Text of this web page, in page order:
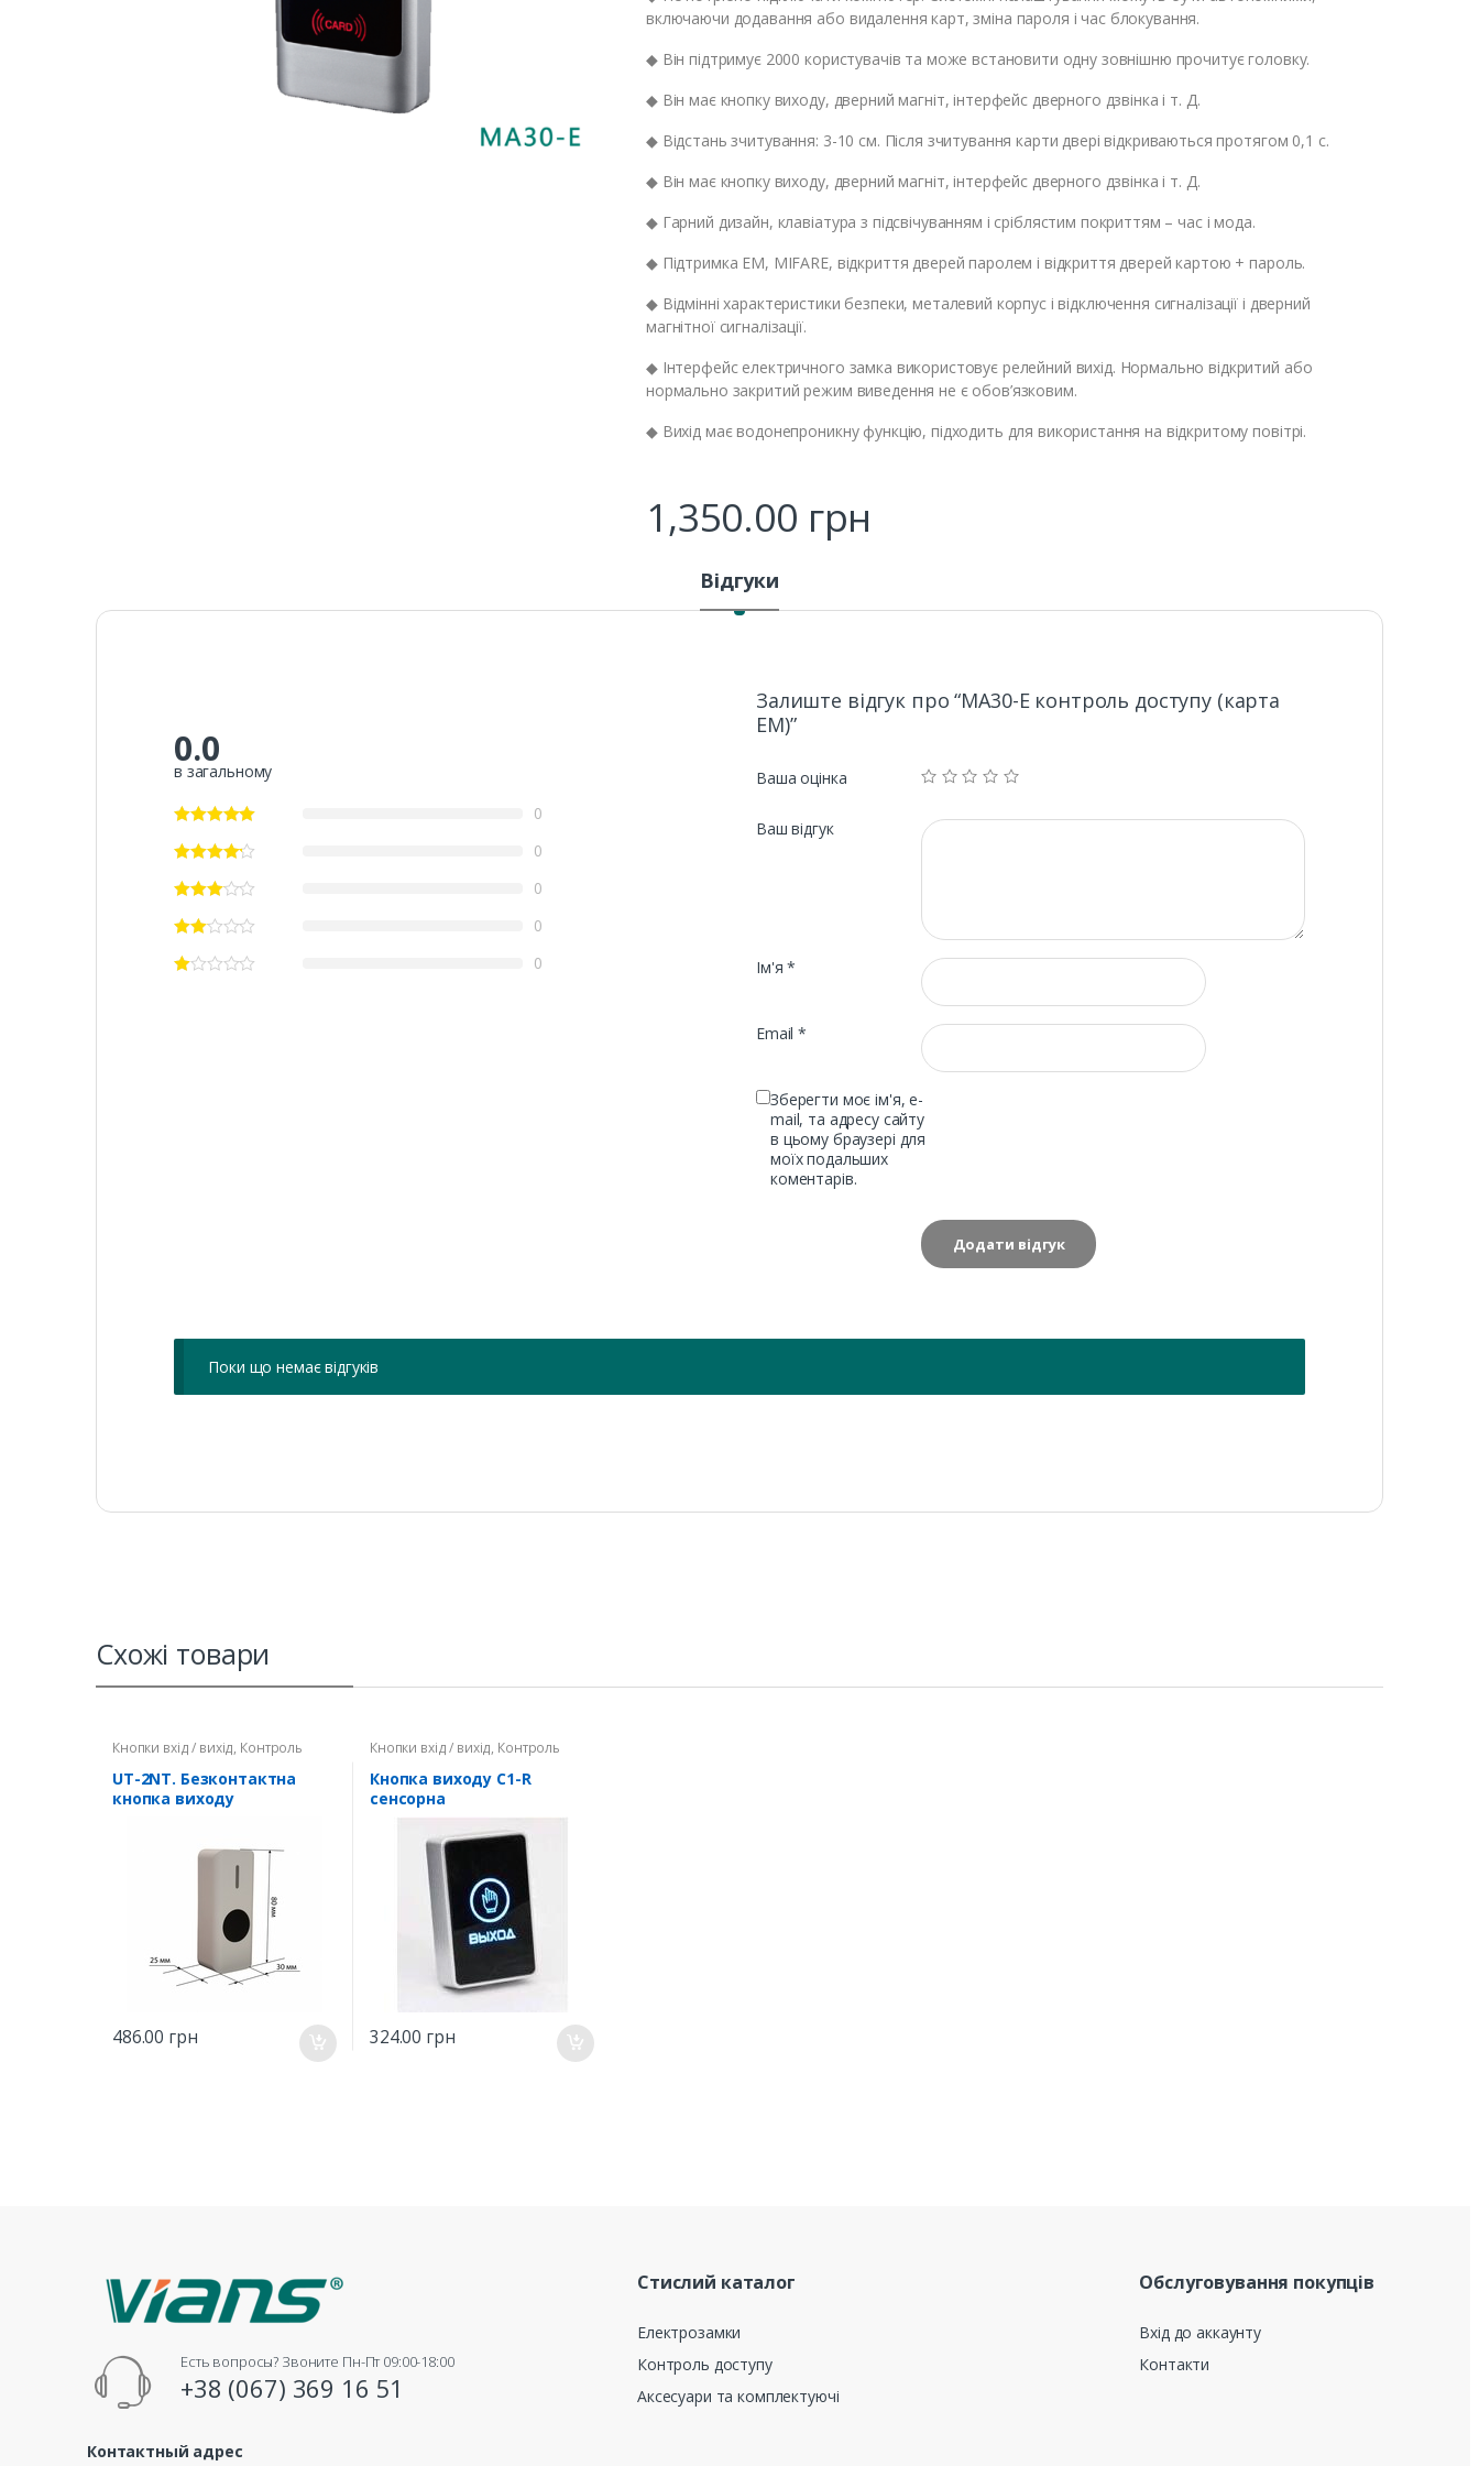
включаючи додавання або видалення карт, зміна пароля і час блокування.
◆ Він підтримує 2000 користувачів та може встановити одну зовнішню прочитує головку.
◆ Він має кнопку виходу, дверний магніт, інтерфейс дверного дзвінка і т. Д.
◆ Відстань зчитування: 3-10 см. Після зчитування карти двері відкриваються протягом 0,1 с.
◆ Він має кнопку виходу, дверний магніт, інтерфейс дверного дзвінка і т. Д.
◆ Гарний дизайн, клавіатура з підсвічуванням і сріблястим покриттям – час і мода.
◆ Підтримка EM, MIFARE, відкриття дверей паролем і відкриття дверей картою + пароль.
◆ Відмінні характеристики безпеки, металевий корпус і відключення сигналізації і дверний
магнітної сигналізації.
◆ Інтерфейс електричного замка використовує релейний вихід. Нормально відкритий або
нормально закритий режим виведення не є обов’язковим.
◆ Вихід має водонепроникну функцію, підходить для використання на відкритому повітрі.
1,350.00 грн
Відгуки
0.0
в загальному
0
0
0
0
0
Залиште відгук про “MA30-E контроль доступу (карта
EM)”
Ваша оцінка
Ваш відгук
Ім'я*
Email*
Зберегти моє ім'я, e-
mail, та адресу сайту
в цьому браузері для
моїх подальших
коментарів.
Поки що немає відгуків
Схожі товари
Кнопки вхід / вихід, Контроль
UT-2NT. Безконтактна
кнопка виходу
486.00 грн
Кнопки вхід / вихід, Контроль
Кнопка виходу C1-R
сенсорна
324.00 грн
Есть вопросы? Звоните Пн-Пт 09:00-18:00
+38 (067) 369 16 51
Контактный адрес
Стислий каталог
Електрозамки
Контроль доступу
Аксесуари та комплектуючі
Обслуговування покупців
Вхід до аккаунту
Контакти